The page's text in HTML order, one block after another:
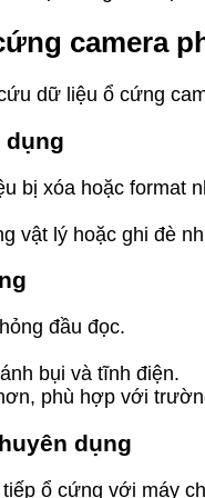
camera
dữ liệu ổ cứng
dụng
bị xóa hoặc format
vật lý hoặc ghi đè
đầu đọc.
bụi và tĩnh điện.
phù hợp với
dụng
ổ cứng với máy